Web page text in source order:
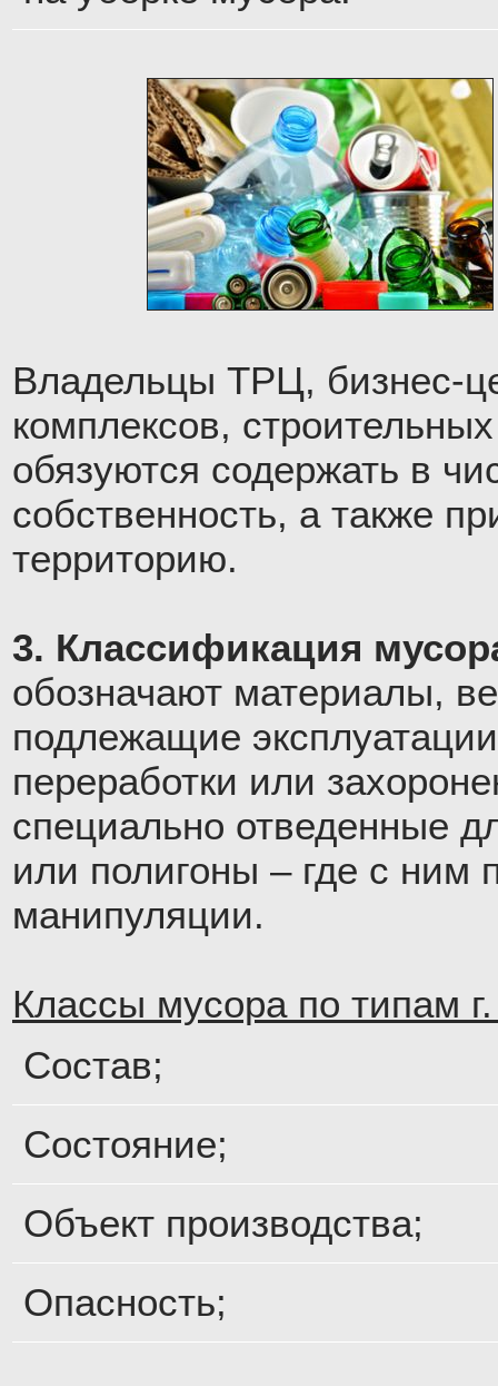
Владельцы ТРЦ, бизнес-
комплексов,
обязуются содержать в
собственность, а также
территорию.
3. Классификация
обозначают материалы,
подлежащие
переработки или
специально отведенные
или полигоны – где с ним
манипуляции.
Классы мусора по типам
Состав;
Состояние;
Объект производства;
Опасность;